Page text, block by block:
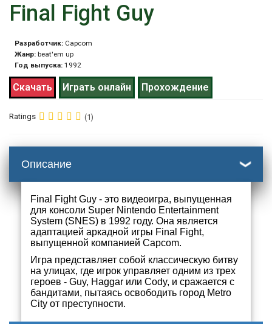
Final Fight Guy
Разработчик: Capcom
Жанр: beat'em up
Год выпуска: 1992
Скачать Играть онлайн Прохождение
Ratings (1)
Описание
Final Fight Guy - это видеоигра, выпущенная
для консоли Super Nintendo Entertainment
System (SNES) в 1992 году. Она является
адаптацией аркадной игры Final Fight,
выпущенной компанией Capcom.
Игра представляет собой классическую битву
на улицах, где игрок управляет одним из трех
героев - Guy, Haggar или Cody, и сражается с
бандитами, пытаясь освободить город Metro
City от преступности.